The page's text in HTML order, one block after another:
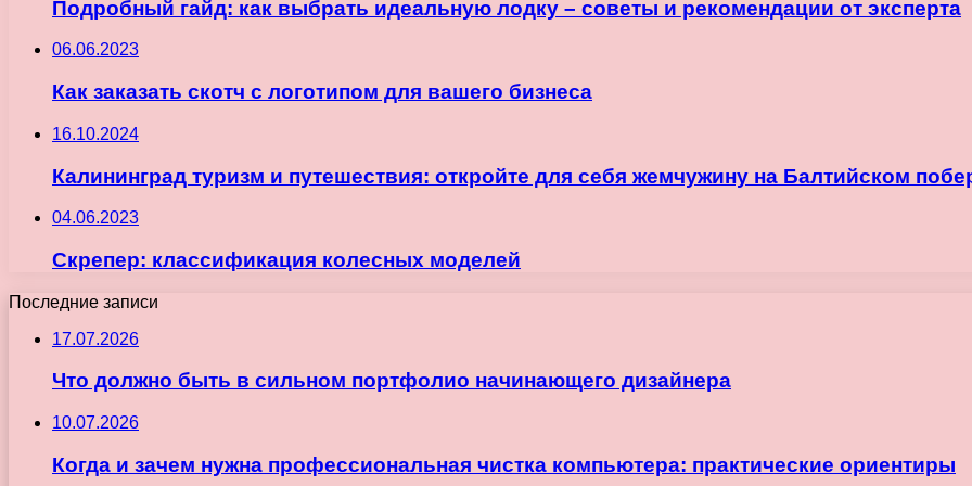
Подробный гайд: как выбрать идеальную лодку – советы и рекомендации от эксперта
06.06.2023
Как заказать скотч с логотипом для вашего бизнеса
16.10.2024
Калининград туризм и путешествия: откройте для себя жемчужину на Балтийском
04.06.2023
Скрепер: классификация колесных моделей
Последние записи
17.07.2026
Что должно быть в сильном портфолио начинающего дизайнера
10.07.2026
Когда и зачем нужна профессиональная чистка компьютера: практические ориентиры